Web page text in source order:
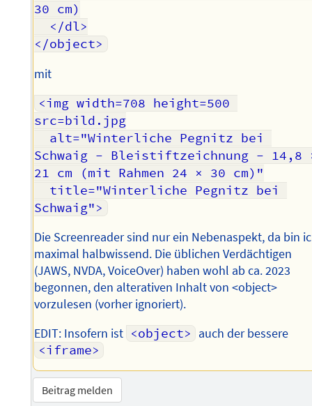
30 cm)
mit
<img width=708 height=500
src=bild.jpg
Schwaig - Bleistiftzeichnung - 14,8
21 cm (mit Rahmen 24 × 30 cm)"
Die Screenreader sind nur ein Nebenaspekt, da bin
maximal halbwissend. Die üblichen Verdächtigen
(JAWS, NVDA, VoiceOver) haben wohl ab ca. 2023
begonnen, den alterativen Inhalt von <object>
vorzulesen (vorher ignoriert).
EDIT: Insofern ist <object> auch der bessere
<iframe>
Beitrag melden